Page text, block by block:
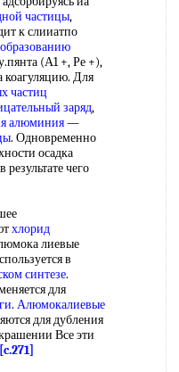
частицы,
к слииатпо
образованию
(А1 +, Ре +),
коагуляцию. Для
частиц
заряд,
алюминия—
. Одновременно
осадка
результате чего
хлорид
лиевые
в
синтезе.
для
. Алюмокалиевые
для дубления
Все эти
[c.271]